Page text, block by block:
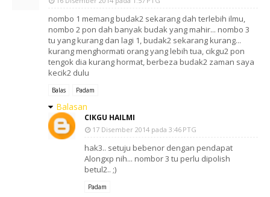
nombo 1 memang budak2 sekarang dah terlebih ilmu,
nombo 2 pon dah banyak budak yang mahir... nombo 3
tu yang kurang dan lagi 1, budak2 sekarang kurang...
kurang menghormati orang yang lebih tua, cikgu2 pon
tengok dia kurang hormat, berbeza budak2 zaman saya
kecik2 dulu
Balas Padam
Balasan
CIKGU HAILMI
17 Disember 2014 pada 3:46 PTG
hak3.. setuju bebenor dengan pendapat
Alongxp nih... nombor 3 tu perlu dipolish
betul2.. ;)
Padam